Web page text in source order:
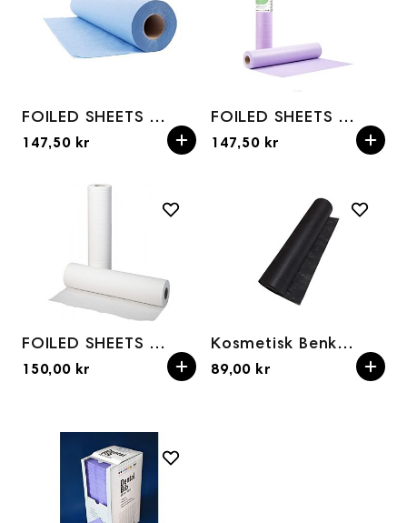
FOILED SHEETS ON A ROLL, NAIL/FOOT CARE 30 cm wide, blue, 50 m
147,50 kr
FOILED SHEETS ON A ROLL, NAIL/FOOT CARE 30 cm wide, purple- 50 m
147,50 kr
FOILED SHEETS ON A ROLL, NAIL/FOOT CARE 50 x 50
150,00 kr
Kosmetisk Benkelaken Sort på Rull 60x50
89,00 kr